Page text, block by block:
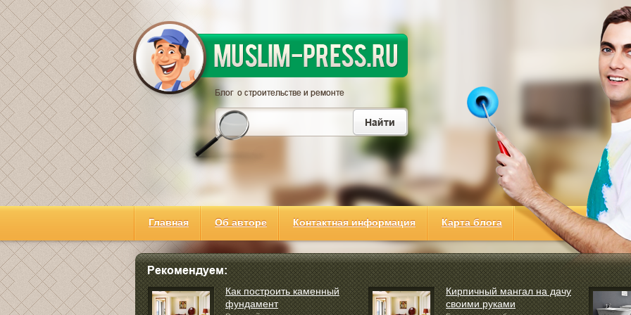
Главная Об авторе Контактная информация Карта блога
Как построить каменный
фундамент
Кирпичный мангал на дачу
своими руками